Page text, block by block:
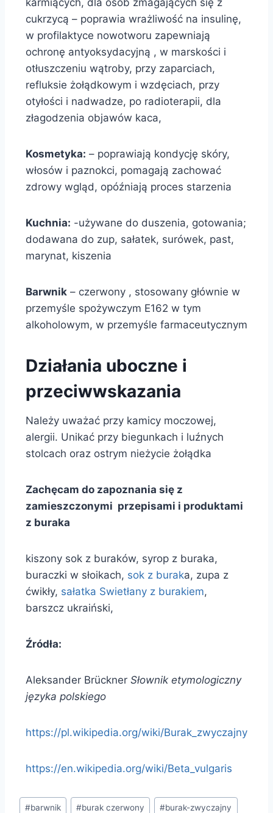
cukrzycą – poprawia wrażliwość na insulinę,
w profilaktyce nowotworu zapewniają
ochronę antyoksydacyjną , w marskości i
otłuszczeniu wątroby, przy zaparciach,
refluksie żołądkowym i wzdęciach, przy
otyłości i nadwadze, po radioterapii, dla
złagodzenia objawów kaca,
Kosmetyka: – poprawiają kondycję skóry,
włosów i paznokci, pomagają zachować
zdrowy wgląd, opóźniają proces starzenia
Kuchnia: -używane do duszenia, gotowania;
dodawana do zup, sałatek, surówek, past,
marynat, kiszenia
Barwnik – czerwony , stosowany głównie w
przemyśle spożywczym E162 w tym
alkoholowym, w przemyśle farmaceutycznym
Działania uboczne i
przeciwwskazania
Należy uważać przy kamicy moczowej,
alergii. Unikać przy biegunkach i luźnych
stolcach oraz ostrym nieżycie żołądka
Zachęcam do zapoznania się z
zamieszczonymi przepisami i produktami
z buraka
kiszony sok z buraków, syrop z buraka,
buraczki w słoikach, sok z buraka, zupa z
ćwikły, sałatka Swietłany z burakiem,
barszcz ukraiński,
Źródła:
Aleksander Brückner Słownik etymologiczny
języka polskiego
https://pl.wikipedia.org/wiki/Burak_zwyczajny
https://en.wikipedia.org/wiki/Beta_vulgaris
#barwnik #burak czerwony #burak-zwyczajny